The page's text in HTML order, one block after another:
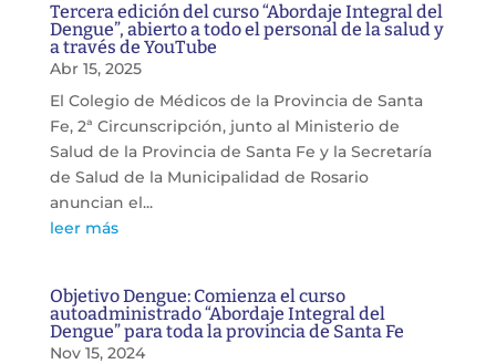
Tercera edición del curso “Abordaje Integral del
Dengue”, abierto a todo el personal de la salud y
a través de YouTube
Abr 15, 2025
El Colegio de Médicos de la Provincia de Santa
Fe, 2ª Circunscripción, junto al Ministerio de
Salud de la Provincia de Santa Fe y la Secretaría
de Salud de la Municipalidad de Rosario
anuncian el...
leer más
Objetivo Dengue: Comienza el curso
autoadministrado “Abordaje Integral del
Dengue” para toda la provincia de Santa Fe
Nov 15, 2024